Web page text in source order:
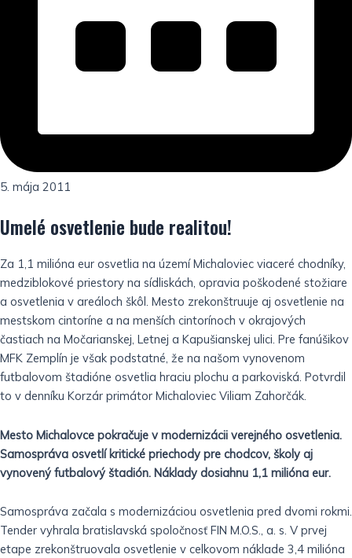
5. mája 2011
Umelé osvetlenie bude realitou!
Za 1,1 milióna eur osvetlia na území Michaloviec viaceré chodníky,
medziblokové priestory na sídliskách, opravia poškodené stožiare
a osvetlenia v areáloch škôl. Mesto zrekonštruuje aj osvetlenie na
mestskom cintoríne a na menších cintorínoch v okrajových
častiach na Močarianskej, Letnej a Kapušianskej ulici. Pre fanúšikov
MFK Zemplín je však podstatné, že na našom vynovenom
futbalovom štadióne osvetlia hraciu plochu a parkoviská. Potvrdil
to v denníku Korzár primátor Michaloviec Viliam Zahorčák.
Mesto Michalovce pokračuje v modernizácii verejného osvetlenia.
Samospráva osvetlí kritické priechody pre chodcov, školy aj
vynovený futbalový štadión. Náklady dosiahnu 1,1 milióna eur.
Samospráva začala s modernizáciou osvetlenia pred dvomi rokmi.
Tender vyhrala bratislavská spoločnosť FIN M.O.S., a. s. V prvej
etape zrekonštruovala osvetlenie v celkovom náklade 3,4 milióna